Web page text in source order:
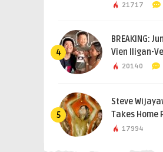
21717
4
BREAKING:
Vien Iligan-
20140
5
Steve
Takes Home
17994